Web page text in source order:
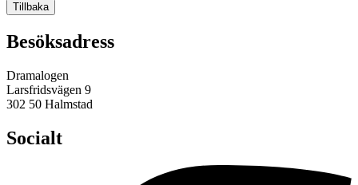
Tillbaka
Besöksadress
Dramalogen
Larsfridsvägen 9
302 50 Halmstad
Socialt